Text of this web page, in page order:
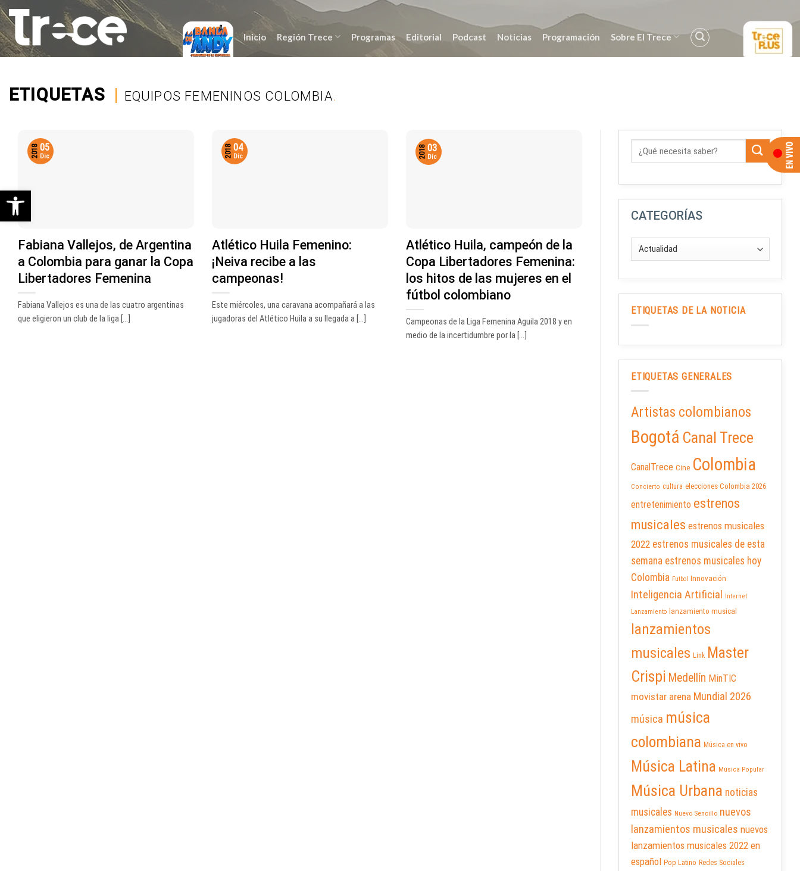
Saltar
al
contenido
Inicio Región Trece Programas Editorial Podcast Noticias Programación Sobre El Trece
ETIQUETAS | EQUIPOS FEMENINOS COLOMBIA.
Fabiana Vallejos, de Argentina
a Colombia para ganar la Copa
Libertadores Femenina
Fabiana Vallejos es una de las cuatro argentinas
que eligieron un club de la liga [...]
05
Dic
2018
Atlético Huila Femenino:
¡Neiva recibe a las
campeonas!
Este miércoles, una caravana acompañará a las
jugadoras del Atlético Huila a su llegada a [...]
04
Dic
2018
Atlético Huila, campeón de la
Copa Libertadores Femenina:
los hitos de las mujeres en el
fútbol colombiano
Campeonas de la Liga Femenina Aguila 2018 y en
medio de la incertidumbre por la [...]
03
Dic
2018
CATEGORÍAS
ETIQUETAS DE LA NOTICIA
ETIQUETAS GENERALES
Artistas colombianos
Bogotá Canal Trece
CanalTrece Cine Colombia
Concierto cultura elecciones Colombia 2026
entretenimiento estrenos
musicales estrenos musicales
2022 estrenos musicales de esta
semana estrenos musicales hoy
Colombia Futbol Innovación
Inteligencia Artificial
Internet
Lanzamiento
lanzamiento musical
lanzamientos
musicales Link Master
Crispi Medellín MinTIC
movistar arena Mundial 2026
música música
colombiana Música en vivo
Música Latina Música Popular
Música Urbana noticias
musicales Nuevo Sencillo nuevos
lanzamientos musicales nuevos
lanzamientos musicales 2022 en
español Pop Latino Redes Sociales
Abrir barra de herramientas